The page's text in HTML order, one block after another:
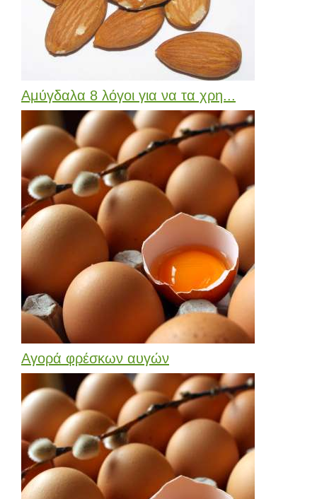
Αμύγδαλα 8 λόγοι για να τα χρη...
Αγορά φρέσκων αυγών